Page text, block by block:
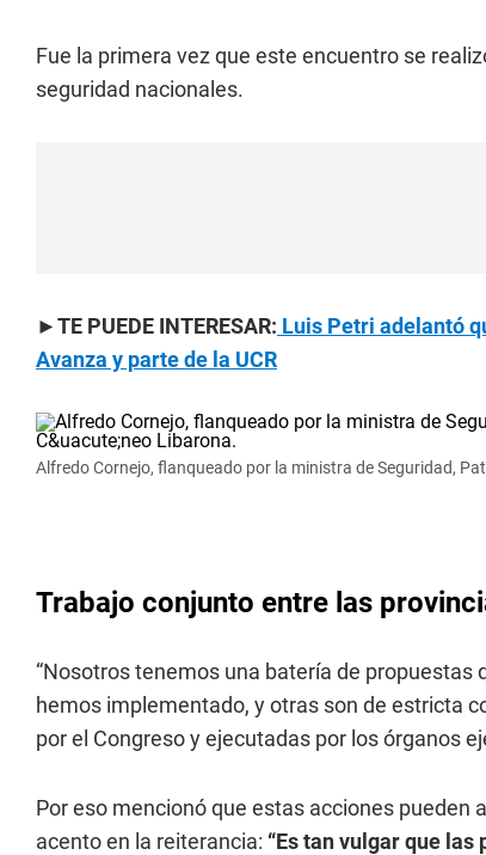
Fue la primera vez que este encuentro se
seguridad nacionales.
►TE PUEDE INTERESAR: Luis Petri adelantó
Avanza y parte de la UCR
Alfredo Cornejo, flanqueado por la ministra de Seguridad,
Trabajo conjunto entre las
“Nosotros tenemos una batería de
hemos implementado, y otras son de estricta
por el Congreso y ejecutadas por los órganos
Por eso mencionó que estas acciones pueden
acento en la reiterancia: “Es tan vulgar que